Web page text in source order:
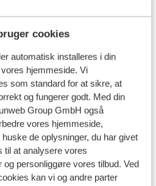
cookies
automatisk installeres i din
hjemmeside. Vi
som standard for at sikre, at
og fungerer godt. Med din
Group GmbH også
vores hjemmeside,
de oplysninger, du har givet
til at analysere vores
personliggøre vores tilbud. Ved
kan vi og andre parter
Danmark.
Men man kan sagtens
på tysk).